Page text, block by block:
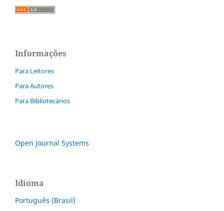
Informações
Para Leitores
Para Autores
Para Bibliotecários
Open Journal Systems
Idioma
Português (Brasil)